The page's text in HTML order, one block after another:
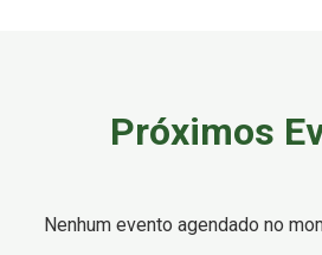
Próximos
Nenhum evento agendado no